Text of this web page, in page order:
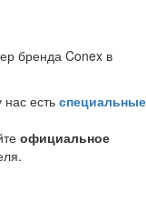
бренда Conex в
есть специальные
официальное